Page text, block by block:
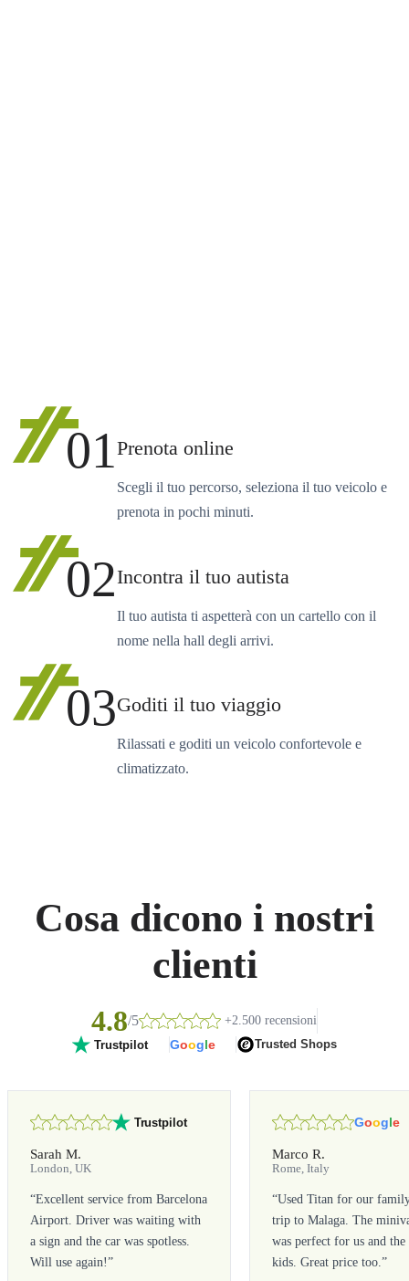
01Prenota online
Scegli il tuo percorso, seleziona il tuo veicolo e
prenota in pochi minuti.
02Incontra il tuo autista
Il tuo autista ti aspetterà con un cartello con il
nome nella hall degli arrivi.
03Goditi il tuo viaggio
Rilassati e goditi un veicolo confortevole e
climatizzato.
Cosa dicono i nostri
clienti
4.8/5 +2.500 recensioni
Trustpilot Google Trusted Shops
Trustpilot
Sarah M.
London, UK
“Excellent service from Barcelona
Airport. Driver was waiting with
a sign and the car was spotless.
Will use again!”
Google
Marco R.
Rome, Italy
“Used Titan for our
trip to Malaga. The
was perfect for us and the
kids. Great price too.”